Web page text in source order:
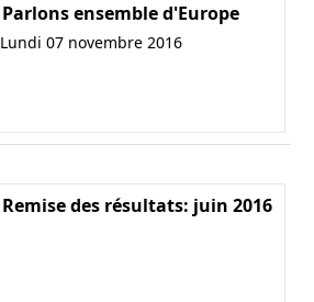
Parlons ensemble d'Europe
Lundi 07 novembre 2016
Remise des résultats: juin 2016